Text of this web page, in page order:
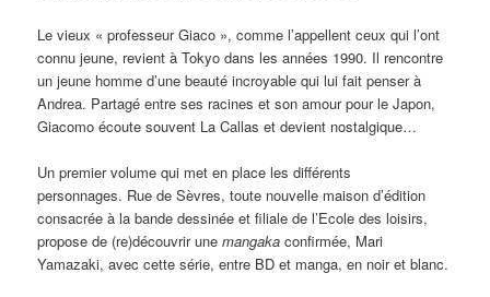
Le vieux « professeur Giaco », comme l’appellent ceux qui l’ont
connu jeune, revient à Tokyo dans les années 1990. Il rencontre
un jeune homme d’une beauté incroyable qui lui fait penser à
Andrea. Partagé entre ses racines et son amour pour le Japon,
Giacomo écoute souvent La Callas et devient nostalgique…
Un premier volume qui met en place les différents
personnages. Rue de Sèvres, toute nouvelle maison d’édition
consacrée à la bande dessinée et filiale de l’Ecole des loisirs,
propose de (re)découvrir unemangaka confirmée, Mari
Yamazaki, avec cette série, entre BD et manga, en noir et blanc.